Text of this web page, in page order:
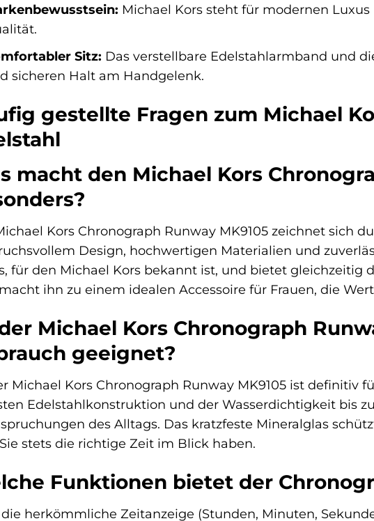
Michael Kors steht für modernen
Sitz: Das verstellbare Edelstahlarmband und
sicheren Halt am Handgelenk.
gestellte Fragen zum Michael
macht den Michael Kors
Kors Chronograph Runway MK9105 zeichnet sich
Design, hochwertigen Materialien und
für den Michael Kors bekannt ist, und bietet gleichzeitig
ihn zu einem idealen Accessoire für Frauen, die
Michael Kors Chronograph
geeignet?
Michael Kors Chronograph Runway MK9105 ist definitiv
Edelstahlkonstruktion und der Wasserdichtigkeit bis
des Alltags. Das kratzfeste Mineralglas
stets die richtige Zeit im Blick haben.
Funktionen bietet der
die herkömmliche Zeitanzeige (Stunden, Minuten,